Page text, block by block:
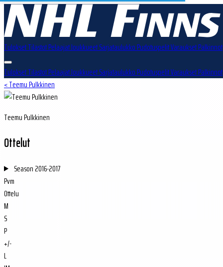
TuloksetTilastotPelaajatJoukkueetSarjataulukkoPudotuspelitVarauksetPalkinnot
TuloksetTilastotPelaajatJoukkueetSarjataulukkoPudotuspelitVarauksetPalkinnot
< Teemu Pulkkinen
Teemu Pulkkinen
Ottelut
Season2016-2017
Pvm
Ottelu
M
S
P
+/-
L